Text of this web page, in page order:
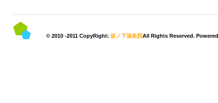
© 2010 -2011 CopyRight: 坂ノ下温灸院All Rights Reserved.